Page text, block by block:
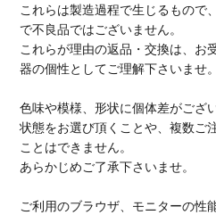
これらは製造過程で生じるもので
で不良品ではございません。
これらが理由の返品・交換は、お
器の個性としてご理解下さいませ。
色味や模様、形状に個体差がござ
状態をお選び頂くことや、複数ご
ことはできません。
あらかじめご了承下さいませ。
ご利用のブラウザ、モニターの性